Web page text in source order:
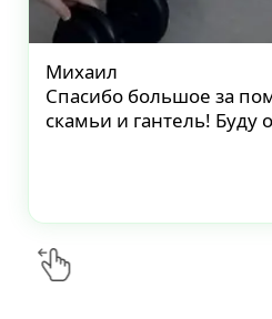
Михаил
Спасибо большое за
скамьи и гантель! Буду